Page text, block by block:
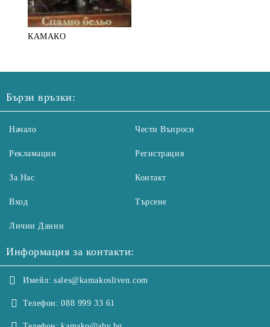
КАМАКО
Бързи връзки:
Начало
Рекламации
За Нас
Вход
Чести Въпроси
Регистрация
Контакт
Търсене
Лични Данни
Информация за контакти:
Имейл: sales@kamakosliven.com
Телефон: 088 999 33 61